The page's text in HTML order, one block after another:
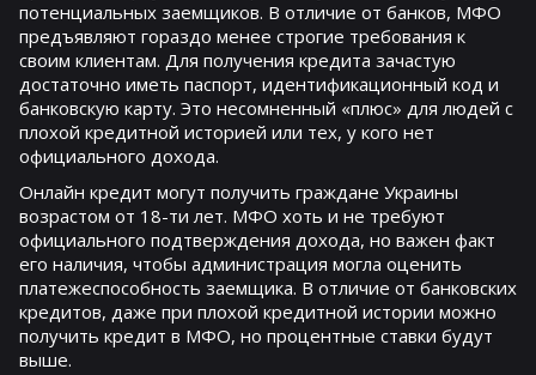
потенциальных заемщиков. В отличие от банков, МФО
предъявляют гораздо менее строгие требования к
своим клиентам. Для получения кредита зачастую
достаточно иметь паспорт, идентификационный код и
банковскую карту. Это несомненный «плюс» для людей с
плохой кредитной историей или тех, у кого нет
официального дохода.
Онлайн кредит могут получить граждане Украины
возрастом от 18-ти лет. МФО хоть и не требуют
официального подтверждения дохода, но важен факт
его наличия, чтобы администрация могла оценить
платежеспособность заемщика. В отличие от банковских
кредитов, даже при плохой кредитной истории можно
получить кредит в МФО, но процентные ставки будут
выше.